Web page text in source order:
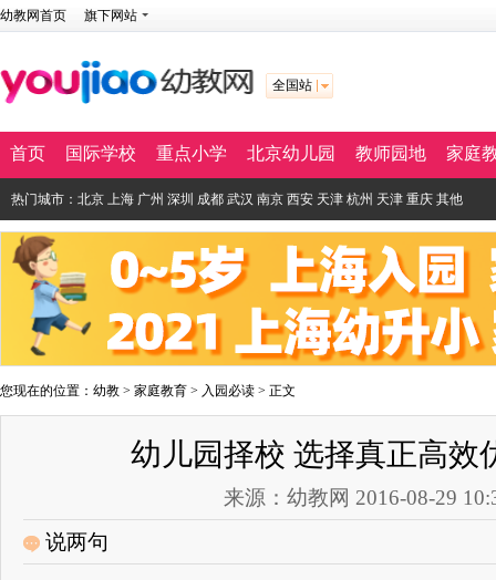
幼教网首页 旗下网站
全国站
首页 国际学校 重点小学 北京幼儿园 教师园地 家庭
热门城市： 北京 上海 广州 深圳 成都 武汉 南京 西安 天津 杭州 天津 重庆 其他
您现在的位置： 幼教 > 家庭教育 > 入园必读 > 正文
幼儿园择校 选择真正高效
来源：幼教网 2016-08-29
说两句